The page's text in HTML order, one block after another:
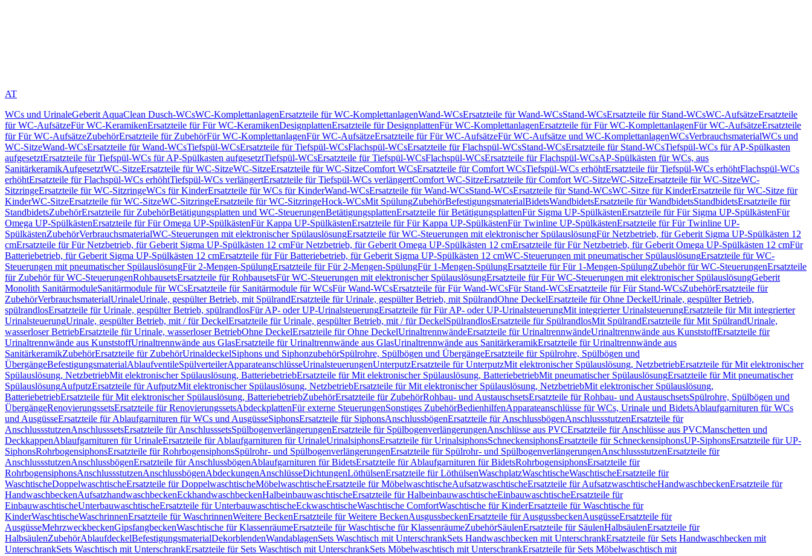
AT
WCs und UrinaleGeberit AquaClean Dusch-WCsWC-KomplettanlagenErsatzteile für WC-KomplettanlagenWand-WCsErsatzteile für Wand-WCsStand-WCsErsatzteile für Stand-WCsWC-AufsätzeErsatzteile
für WC-AufsätzeFür WC-KeramikenErsatzteile für Für WC-KeramikenDesignplattenErsatzteile für DesignplattenFür WC-KomplettanlagenErsatzteile für Für WC-KomplettanlagenFür WC-AufsätzeErsatzteile
für Für WC-AufsätzeZubehörErsatzteile für ZubehörFür WC-KomplettanlagenFür WC-AufsätzeErsatzteile für Für WC-AufsätzeFür WC-Aufsätze und WC-KomplettanlagenWCsVerbrauchsmaterialWCs und
WC-SitzeWand-WCsErsatzteile für Wand-WCsTiefspül-WCsErsatzteile für Tiefspül-WCsFlachspül-WCsErsatzteile für Flachspül-WCsStand-WCsErsatzteile für Stand-WCsTiefspül-WCs für AP-Spülkasten
aufgesetztErsatzteile für Tiefspül-WCs für AP-Spülkasten aufgesetztTiefspül-WCsErsatzteile für Tiefspül-WCsFlachspül-WCsErsatzteile für Flachspül-WCsAP-Spülkästen für WCs, aus
SanitärkeramikAufgesetztWC-SitzeErsatzteile für WC-SitzeWC-SitzeErsatzteile für WC-SitzeComfort WCsErsatzteile für Comfort WCsTiefspül-WCs erhöhtErsatzteile für Tiefspül-WCs erhöhtFlachspül-WCs
erhöhtErsatzteile für Flachspül-WCs erhöhtTiefspül-WCs verlängertErsatzteile für Tiefspül-WCs verlängertComfort WC-SitzeErsatzteile für Comfort WC-SitzeWC-SitzeErsatzteile für WC-SitzeWC-
SitzringeErsatzteile für WC-SitzringeWCs für KinderErsatzteile für WCs für KinderWand-WCsErsatzteile für Wand-WCsStand-WCsErsatzteile für Stand-WCsWC-Sitze für KinderErsatzteile für WC-Sitze für
KinderWC-SitzeErsatzteile für WC-SitzeWC-SitzringeErsatzteile für WC-SitzringeHock-WCsMit SpülungZubehörBefestigungsmaterialBidetsWandbidetsErsatzteile für WandbidetsStandbidetsErsatzteile für
StandbidetsZubehörErsatzteile für ZubehörBetätigungsplatten und WC-SteuerungenBetätigungsplattenErsatzteile für BetätigungsplattenFür Sigma UP-SpülkästenErsatzteile für Für Sigma UP-SpülkästenFür
Omega UP-SpülkästenErsatzteile für Für Omega UP-SpülkästenFür Kappa UP-SpülkästenErsatzteile für Für Kappa UP-SpülkästenFür Twinline UP-SpülkästenErsatzteile für Für Twinline UP-
SpülkästenZubehörVerbrauchsmaterialWC-Steuerungen mit elektronischer SpülauslösungErsatzteile für WC-Steuerungen mit elektronischer SpülauslösungFür Netzbetrieb, für Geberit Sigma UP-Spülkästen 12
cmErsatzteile für Für Netzbetrieb, für Geberit Sigma UP-Spülkästen 12 cmFür Netzbetrieb, für Geberit Omega UP-Spülkästen 12 cmErsatzteile für Für Netzbetrieb, für Geberit Omega UP-Spülkästen 12 cmFür
Batteriebetrieb, für Geberit Sigma UP-Spülkästen 12 cmErsatzteile für Für Batteriebetrieb, für Geberit Sigma UP-Spülkästen 12 cmWC-Steuerungen mit pneumatischer SpülauslösungErsatzteile für WC-
Steuerungen mit pneumatischer SpülauslösungFür 2-Mengen-SpülungErsatzteile für Für 2-Mengen-SpülungFür 1-Mengen-SpülungErsatzteile für Für 1-Mengen-SpülungZubehör für WC-SteuerungenErsatzteile
für Zubehör für WC-SteuerungenRohbausetsErsatzteile für RohbausetsFür WC-Steuerungen mit elektronischer SpülauslösungErsatzteile für Für WC-Steuerungen mit elektronischer SpülauslösungGeberit
Monolith SanitärmoduleSanitärmodule für WCsErsatzteile für Sanitärmodule für WCsFür Wand-WCsErsatzteile für Für Wand-WCsFür Stand-WCsErsatzteile für Für Stand-WCsZubehörErsatzteile für
ZubehörVerbrauchsmaterialUrinaleUrinale, gespülter Betrieb, mit SpülrandErsatzteile für Urinale, gespülter Betrieb, mit SpülrandOhne DeckelErsatzteile für Ohne DeckelUrinale, gespülter Betrieb,
spülrandlosErsatzteile für Urinale, gespülter Betrieb, spülrandlosFür AP- oder UP-UrinalsteuerungErsatzteile für Für AP- oder UP-UrinalsteuerungMit integrierter UrinalsteuerungErsatzteile für Mit integrierter
UrinalsteuerungUrinale, gespülter Betrieb, mit / für DeckelErsatzteile für Urinale, gespülter Betrieb, mit / für DeckelSpülrandlosErsatzteile für SpülrandlosMit SpülrandErsatzteile für Mit SpülrandUrinale,
wasserloser BetriebErsatzteile für Urinale, wasserloser BetriebOhne DeckelErsatzteile für Ohne DeckelUrinaltrennwändeErsatzteile für UrinaltrennwändeUrinaltrennwände aus KunststoffErsatzteile für
Urinaltrennwände aus KunststoffUrinaltrennwände aus GlasErsatzteile für Urinaltrennwände aus GlasUrinaltrennwände aus SanitärkeramikErsatzteile für Urinaltrennwände aus
SanitärkeramikZubehörErsatzteile für ZubehörUrinaldeckelSiphons und SiphonzubehörSpülrohre, Spülbögen und ÜbergängeErsatzteile für Spülrohre, Spülbögen und
ÜbergängeBefestigungsmaterialAblaufventileSpülverteilerApparateanschlüsseUrinalsteuerungenUnterputzErsatzteile für UnterputzMit elektronischer Spülauslösung, NetzbetriebErsatzteile für Mit elektronischer
Spülauslösung, NetzbetriebMit elektronischer Spülauslösung, BatteriebetriebErsatzteile für Mit elektronischer Spülauslösung, BatteriebetriebMit pneumatischer SpülauslösungErsatzteile für Mit pneumatischer
SpülauslösungAufputzErsatzteile für AufputzMit elektronischer Spülauslösung, NetzbetriebErsatzteile für Mit elektronischer Spülauslösung, NetzbetriebMit elektronischer Spülauslösung,
BatteriebetriebErsatzteile für Mit elektronischer Spülauslösung, BatteriebetriebZubehörErsatzteile für ZubehörRohbau- und AustauschsetsErsatzteile für Rohbau- und AustauschsetsSpülrohre, Spülbögen und
ÜbergängeRenovierungssetsErsatzteile für RenovierungssetsAbdeckplattenFür externe SteuerungenSonstiges ZubehörBedienhilfenApparateanschlüsse für WCs, Urinale und BidetsAblaufgarnituren für WCs
und AusgüsseErsatzteile für Ablaufgarnituren für WCs und AusgüsseSiphonsErsatzteile für SiphonsAnschlussbögenErsatzteile für AnschlussbögenAnschlussstutzenErsatzteile für
AnschlussstutzenAnschlusssetsErsatzteile für AnschlusssetsSpülbogenverlängerungenErsatzteile für SpülbogenverlängerungenAnschlüsse aus PVCErsatzteile für Anschlüsse aus PVCManschetten und
DeckkappenAblaufgarnituren für UrinaleErsatzteile für Ablaufgarnituren für UrinaleUrinalsiphonsErsatzteile für UrinalsiphonsSchneckensiphonsErsatzteile für SchneckensiphonsUP-SiphonsErsatzteile für UP-
SiphonsRohrbogensiphonsErsatzteile für RohrbogensiphonsSpülrohr- und SpülbogenverlängerungenErsatzteile für Spülrohr- und SpülbogenverlängerungenAnschlussstutzenErsatzteile für
AnschlussstutzenAnschlussbögenErsatzteile für AnschlussbögenAblaufgarnituren für BidetsErsatzteile für Ablaufgarnituren für BidetsRohrbogensiphonsErsatzteile für
RohrbogensiphonsAnschlussstutzenAnschlussbögenAbdeckungenAnschlüsseDichtungenLöthülsenErsatzteile für LöthülsenWaschplatzWaschtischeWaschtischeErsatzteile für
WaschtischeDoppelwaschtischeErsatzteile für DoppelwaschtischeMöbelwaschtischeErsatzteile für MöbelwaschtischeAufsatzwaschtischeErsatzteile für AufsatzwaschtischeHandwaschbeckenErsatzteile für
HandwaschbeckenAufsatzhandwaschbeckenEckhandwaschbeckenHalbeinbauwaschtischeErsatzteile für HalbeinbauwaschtischeEinbauwaschtischeErsatzteile für
EinbauwaschtischeUnterbauwaschtischeErsatzteile für UnterbauwaschtischeEckwaschtischeWaschtische ComfortWaschtische für KinderErsatzteile für Waschtische für
KinderWaschtischeWaschrinnenErsatzteile für WaschrinnenWeitere BeckenErsatzteile für Weitere BeckenAusgussbeckenErsatzteile für AusgussbeckenAusgüsseErsatzteile für
AusgüsseMehrzweckbeckenGipsfangbeckenWaschtische für KlassenräumeErsatzteile für Waschtische für KlassenräumeZubehörSäulenErsatzteile für SäulenHalbsäulenErsatzteile für
HalbsäulenZubehörAblaufdeckelBefestigungsmaterialDekorblendenWandablagenSets Waschtisch mit UnterschrankSets Handwaschbecken mit UnterschrankErsatzteile für Sets Handwaschbecken mit
UnterschrankSets Waschtisch mit UnterschrankErsatzteile für Sets Waschtisch mit UnterschrankSets Möbelwaschtisch mit UnterschrankErsatzteile für Sets Möbelwaschtisch mit